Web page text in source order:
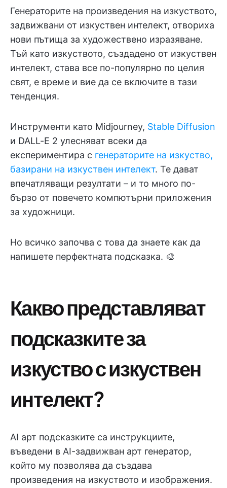
Генераторите на произведения на изкуството,
задвижвани от изкуствен интелект, отвориха
нови пътища за художествено изразяване.
Тъй като изкуството, създадено от изкуствен
интелект, става все по-популярно по целия
свят, е време и вие да се включите в тази
тенденция.
Инструменти като Midjourney, Stable Diffusion
и DALL-E 2 улесняват всеки да
експериментира с генераторите на изкуство,
базирани на изкуствен интелект. Те дават
впечатляващи резултати – и то много по-
бързо от повечето компютърни приложения
за художници.
Но всичко започва с това да знаете как да
напишете перфектната подсказка. 🎨
Какво представляват
подсказките за
изкуство с изкуствен
интелект?
AI арт подсказките са инструкциите,
въведени в AI-задвижван арт генератор,
който му позволява да създава
произведения на изкуството и изображения.